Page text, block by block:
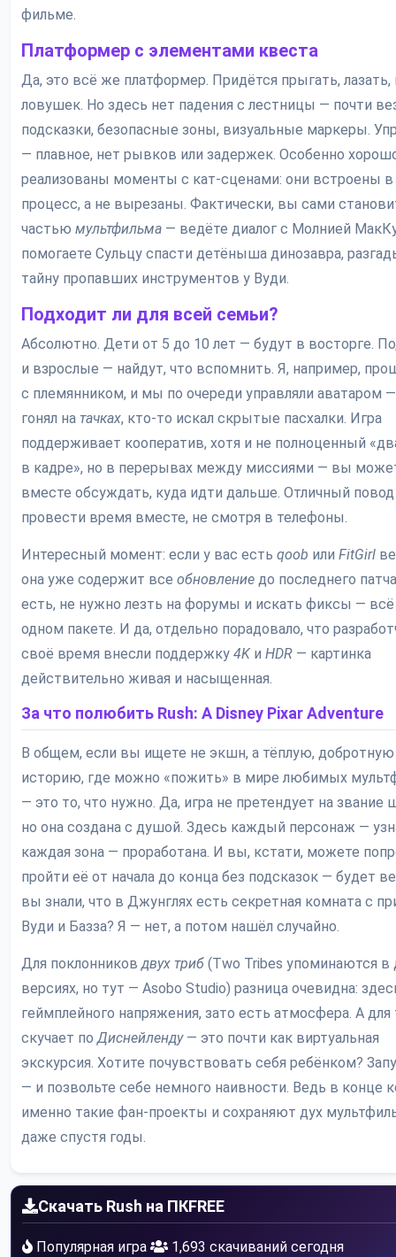
фильме.
Платформер с элементами квеста
Да, это всё же платформер. Придётся прыгать, лазать,
ловушек. Но здесь нет падения с лестницы — почти
подсказки, безопасные зоны, визуальные маркеры.
— плавное, нет рывков или задержек. Особенно
реализованы моменты с кат-сценами: они встроены в
процесс, а не вырезаны. Фактически, вы сами
частью мультфильма — ведёте диалог с Молнией
помогаете Сульцу спасти детёныша динозавра,
тайну пропавших инструментов у Вуди.
Подходит ли для всей семьи?
Абсолютно. Дети от 5 до 10 лет — будут в восторге.
и взрослые — найдут, что вспомнить. Я, например,
с племянником, и мы по очереди управляли аватаром
гонял на тачках, кто-то искал скрытые пасхалки. Игра
поддерживает кооператив, хотя и не полноценный
в кадре», но в перерывах между миссиями — вы
вместе обсуждать, куда идти дальше. Отличный повод
провести время вместе, не смотря в телефоны.
Интересный момент: если у вас есть qoob или FitGirl
она уже содержит все обновление до последнего
есть, не нужно лезть на форумы и искать фиксы —
одном пакете. И да, отдельно порадовало, что
своё время внесли поддержку 4Kи HDR — картинка
действительно живая и насыщенная.
За что полюбить Rush: A Disney Pixar Adventure
В общем, если вы ищете не экшн, а тёплую, добротную
историю, где можно «пожить» в мире любимых
— это то, что нужно. Да, игра не претендует на звание
но она создана с душой. Здесь каждый персонаж —
каждая зона — проработана. И вы, кстати, можете
пройти её от начала до конца без подсказок — будет
вы знали, что в Джунглях есть секретная комната с
Вуди и Базза? Я — нет, а потом нашёл случайно.
Для поклонниковдвух триб (Two Tribes упоминаются в
версиях, но тут — Asobo Studio) разница очевидна:
геймплейного напряжения, зато есть атмосфера. А для
скучает поДиснейленду— это почти как виртуальная
экскурсия. Хотите почувствовать себя ребёнком?
— и позвольте себе немного наивности. Ведь в конце
именно такие фан-проекты и сохраняют дух
даже спустя годы.
Скачать Rush на ПКFREE
Популярная игра 1,693 скачиваний сегодня